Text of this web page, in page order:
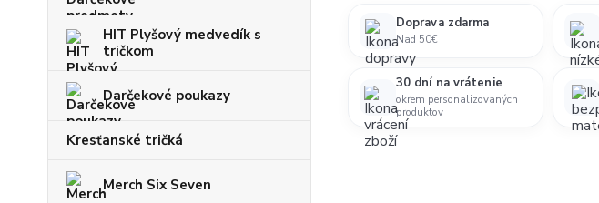
HIT Plyšový medvedík s
tričkom
Darčekové poukazy
Kresťanské tričká
Merch Six Seven
Doprava zdarma
Nad 50€
30 dní na vrátenie
okrem personalizovaných
produktov